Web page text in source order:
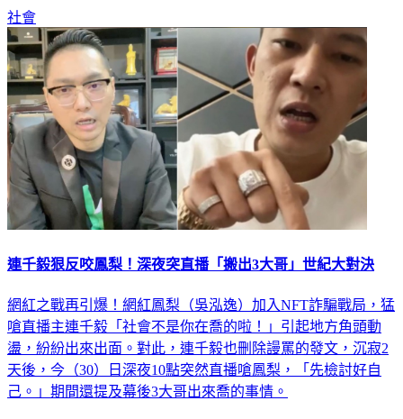
社會
連千毅狠反咬鳳梨！深夜突直播「搬出3大哥」世紀大對決
網紅之戰再引爆！網紅鳳梨（吳泓逸）加入NFT詐騙戰局，猛
嗆直播主連千毅「社會不是你在喬的啦！」引起地方角頭動
盪，紛紛出來出面。對此，連千毅也刪除謾罵的發文，沉寂2
天後，今（30）日深夜10點突然直播嗆鳳梨，「先檢討好自
己。」期間還提及幕後3大哥出來喬的事情。